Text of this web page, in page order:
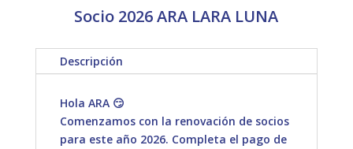
Socio 2026 ARA LARA LUNA
Descripción
Hola ARA 😏
Comenzamos con la renovación de socios
para este año 2026. Completa el pago de